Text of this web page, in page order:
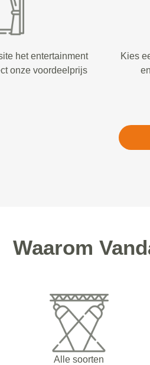
het entertainment
onze voordeelprijs
Kies
Waarom
Alle soorten